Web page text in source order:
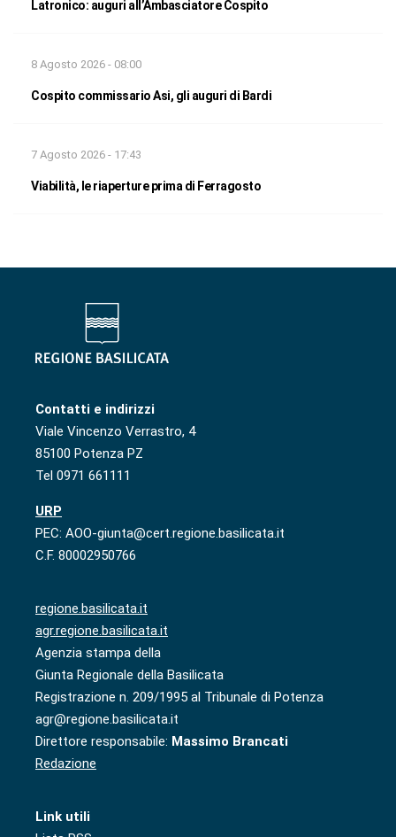
Latronico: auguri all’Ambasciatore Cospito
8 Agosto 2026 - 08:00
Cospito commissario Asi, gli auguri di Bardi
7 Agosto 2026 - 17:43
Viabilità, le riaperture prima di Ferragosto
Contatti e indirizzi
Viale Vincenzo Verrastro, 4
85100 Potenza PZ
Tel 0971 661111
URP
PEC: AOO-giunta@cert.regione.basilicata.it
C.F. 80002950766
regione.basilicata.it
agr.regione.basilicata.it
Agenzia stampa della
Giunta Regionale della Basilicata
Registrazione n. 209/1995 al Tribunale di Potenza
agr@regione.basilicata.it
Direttore responsabile: Massimo Brancati
Redazione
Link utili